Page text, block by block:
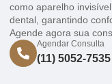
como aparelho
dental, garantindo
Agende agora sua
Agendar Consulta
(11) 5052-7535